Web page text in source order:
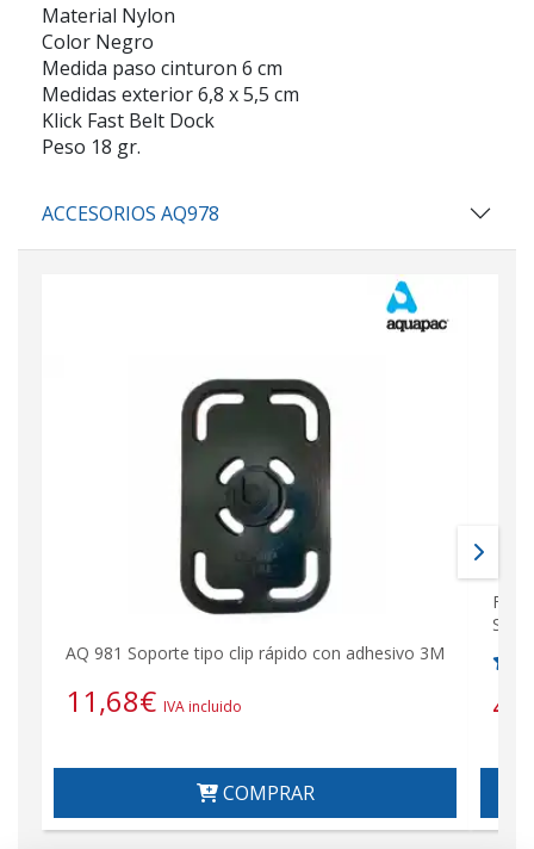
Material Nylon
Color Negro
Medida paso cinturon 6 cm
Medidas exterior 6,8 x 5,5 cm
Klick Fast Belt Dock
Peso 18 gr.
ACCESORIOS AQ978
AQ 981 Soporte tipo clip rápido con adhesivo 3M
11,68€ IVA incluido
COMPRAR
F